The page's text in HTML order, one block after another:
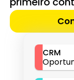
CRM